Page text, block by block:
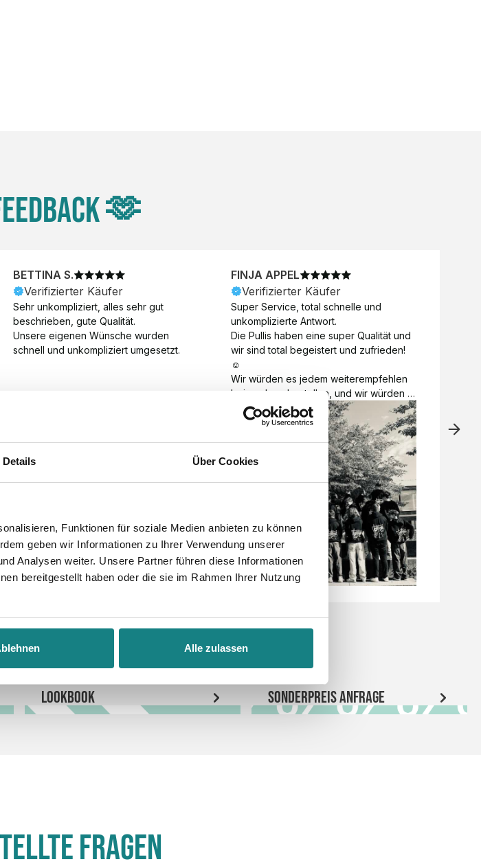
Details Über Cookies
Funktionen für soziale Medien anbieten zu können
geben wir Informationen zu Ihrer Verwendung unserer
Analysen weiter. Unsere Partner führen diese Informationen
bereitgestellt haben oder die sie im Rahmen Ihrer Nutzung
Alle zulassen
🫶
BETTINA S.
Verifizierter Käufer
Sehr unkompliziert, alles sehr gut
beschrieben, gute Qualität.
Unsere eigenen Wünsche wurden
schnell und unkompliziert umgesetzt.
FINJA APPEL
Verifizierter Käufer
Super Service, total schnelle und
unkomplizierte Antwort.
Die Pullis haben eine super Qualität und
wir sind total begeistert und zufrieden!
☺️
Wir würden es jedem weiterempfehlen
bei euch zu bestellen, und wir würden
es auch sofort nochmal tun!
Vielen Dank für alles 😊
LookBook Sonderpreis Anfrage
Fragen